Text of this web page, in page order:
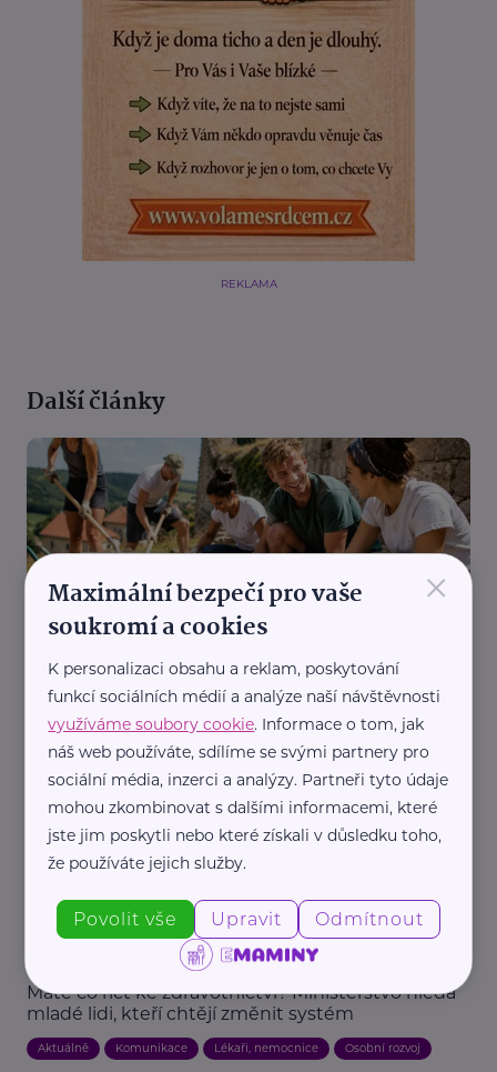
REKLAMA
Další články
Národní asociace dobrovolnictví z.s.
do hotelu na dobrovolnické workcampy
Aktivity Dobrovolnictví Dospívání Dovolená Charita
Národní rada osob se zdravotním postižením ČR, z.s.
Máte co říct ke zdravotnictví? Ministerstvo hledá
mladé lidi, kteří chtějí změnit systém
Aktuálně Komunikace Lékaři, nemocnice Osobní rozvoj
×
Maximální bezpečí pro vaše
soukromí a cookies
K personalizaci obsahu a reklam, poskytování
funkcí sociálních médií a analýze naší návštěvnosti
využíváme soubory cookie. Informace o tom, jak
náš web používáte, sdílíme se svými partnery pro
sociální média, inzerci a analýzy. Partneři tyto údaje
mohou zkombinovat s dalšími informacemi, které
jste jim poskytli nebo které získali v důsledku toho,
že používáte jejich služby.
Povolit vše Upravit Odmítnout